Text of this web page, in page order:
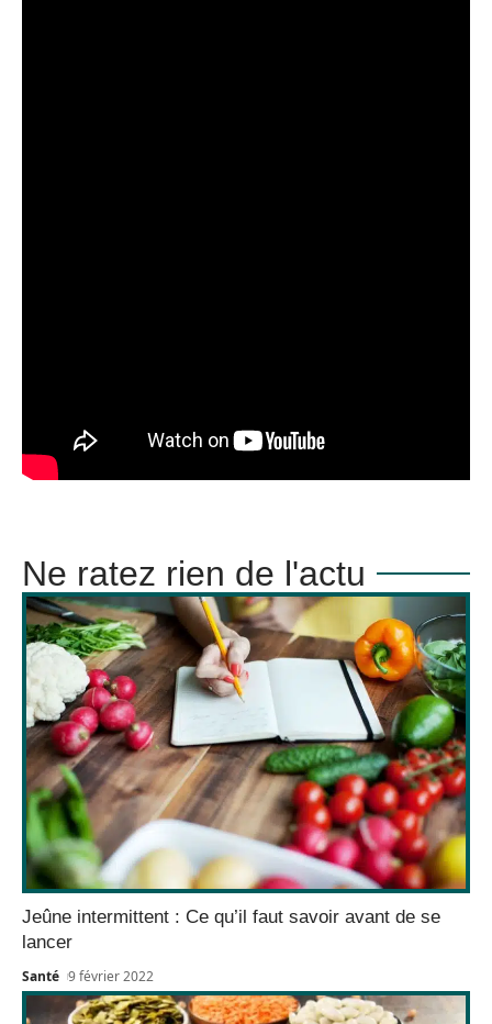
Ne ratez rien de l'actu
Jeûne intermittent : Ce qu’il faut savoir avant de se
lancer
Santé 9 février 2022